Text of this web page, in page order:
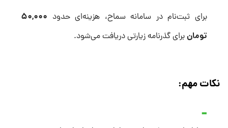
برای ثبت‌نام در سامانه سماح، هزینه‌ای حدود ۵۰,۰۰۰
تومانبرای گذرنامه زیارتی دریافت می‌شود.
نکات مهم: